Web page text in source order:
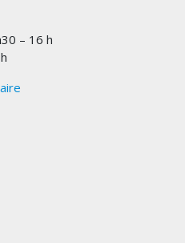
– 16 h